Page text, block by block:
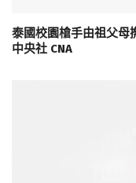
泰國校園槍手由祖父
中央社 CNA